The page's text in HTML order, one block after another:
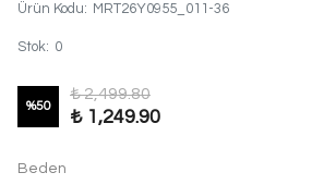
Ürün Kodu: MRT26Y0955_011-36
Stok: 0
%50
₺ 2,499.80
₺ 1,249.90
Beden